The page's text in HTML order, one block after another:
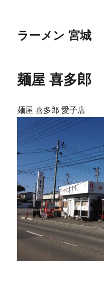
ラーメン 宮城
麺屋 喜多郎
麺屋 喜多郎 愛子店